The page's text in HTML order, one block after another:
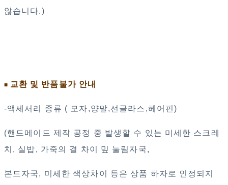
않습니다.)
■ 교환 및 반품불가 안내
-액세서리 종류 ( 모자,양말,선글라스,헤어핀)
(핸드메이드 제작 공정 중 발생할 수 있는 미세한 스크레
치, 실밥, 가죽의 결 차이 밒 눌림자국,
본드자국, 미세한 색상차이 등은 상품 하자로 인정되지